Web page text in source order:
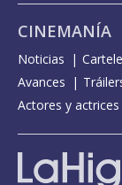
CINEMANÍA
Noticias
Avances
Actores y actrices